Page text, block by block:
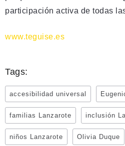
participación activa de todas
www.teguise.es
Tags:
accesibilidad universal
familias Lanzarote inclusión
niños Lanzarote Olivia Duque